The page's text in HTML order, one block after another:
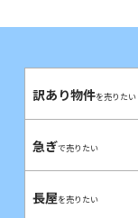
訳あり物件を売りたい
急ぎで売りたい
長屋を売りたい